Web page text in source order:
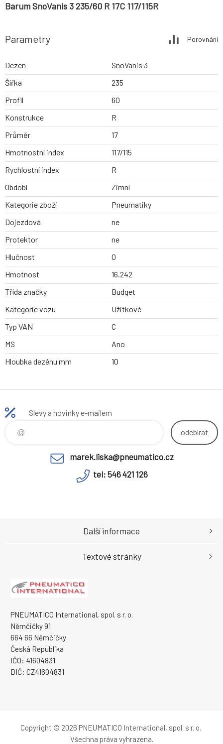
Barum SnoVanis 3 235/60 R 17C 117/115R
Parametry Porovnání
Dezen
SnoVanis 3
Šířka
235
Profil
60
Konstrukce
R
Průměr
17
Hmotnostní index
117/115
Rychlostní index
R
Období
Zimní
Kategorie zboží
Pneumatiky
Dojezdová
ne
Protektor
ne
Hlučnost
0
Hmotnost
16.242
Třída značky
Budget
Kategorie vozu
Užitkové
Typ VAN
C
MS
Ano
Hloubka dezénu mm
10
Slevy a novinky e-mailem
odebírat
marek.liska@pneumatico.cz
tel: 546 421 126
PNEUMATICO International, spol. s r. o.
Němčičky 91
664 66 Němčičky
Česká Republika
IČO: 41604831
DIČ: CZ41604831
Další informace
Textové stránky
Copyright © 2026 PNEUMATICO International, spol. s r. o.
Všechna práva vyhrazena.